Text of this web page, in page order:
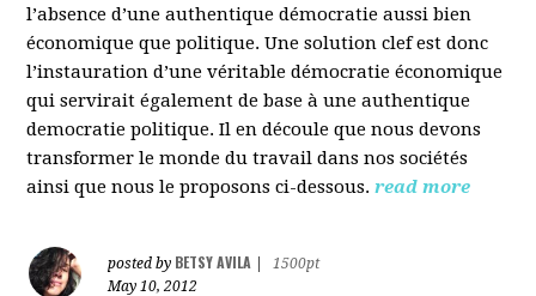
l’absence d’une authentique démocratie aussi bien
économique que politique. Une solution clef est donc
l’instauration d’une véritable démocratie économique
qui servirait également de base à une authentique
democratie politique. Il en découle que nous devons
transformer le monde du travail dans nos sociétés
ainsi que nous le proposons ci-dessous. read more
posted by BETSY AVILA
1500pt
May 10, 2012